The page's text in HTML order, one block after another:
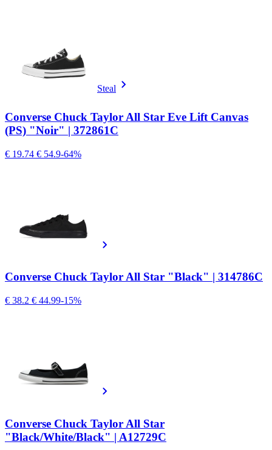
Steal
Converse Chuck Taylor All Star Eve Lift Canvas
(PS) "Noir" | 372861C
€ 19.74 € 54.9-64%
Converse Chuck Taylor All Star "Black" | 314786C
€ 38.2 € 44.99-15%
Converse Chuck Taylor All Star
"Black/White/Black" | A12729C